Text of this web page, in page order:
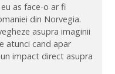
as face-o ar fi
din Norvegia.
asupra imaginii
atunci cand apar
impact direct asupra